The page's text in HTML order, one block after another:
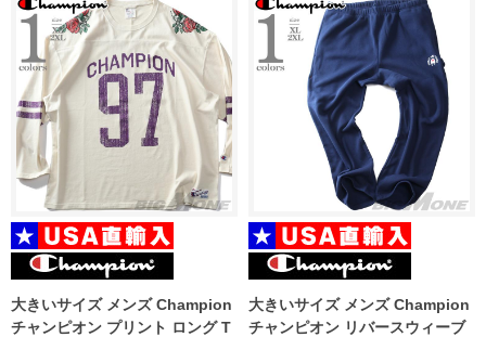
大きいサイズ メンズ Champion
チャンピオン プリント ロング T
大きいサイズ メンズ Champion
チャンピオン リバースウィーブ